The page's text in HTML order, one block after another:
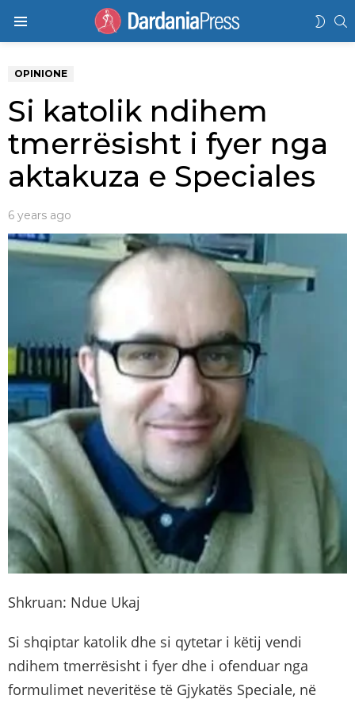
OPINIONE
Si katolik ndihem
tmerrësisht i fyer nga
aktakuza e Speciales
6 years ago
Shkruan: Ndue Ukaj
Si shqiptar katolik dhe si qytetar i këtij vendi
ndihem tmerrësisht i fyer dhe i ofenduar nga
formulimet neveritëse të Gjykatës Speciale, në